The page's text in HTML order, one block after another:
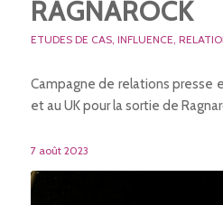
RAGNAROCK
ETUDES DE CAS, INFLUENCE
Campagne de relations presse
et au UK pour la sortie de
7 août 2023